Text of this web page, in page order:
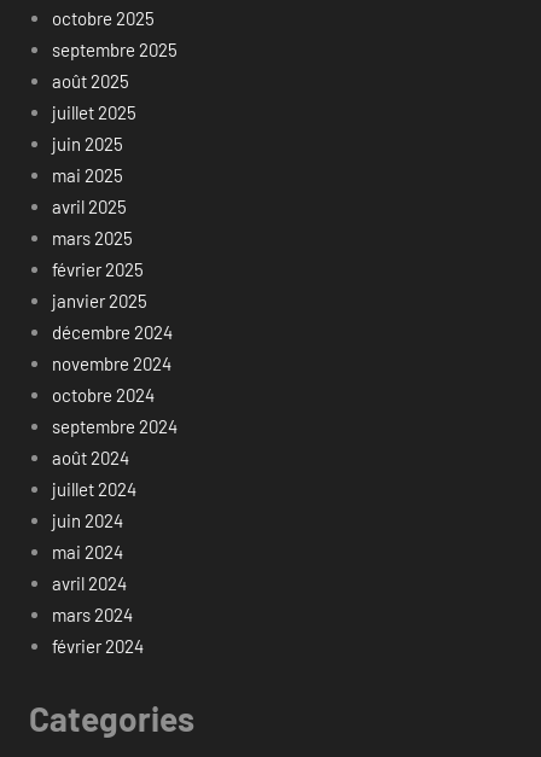
octobre 2025
septembre 2025
août 2025
juillet 2025
juin 2025
mai 2025
avril 2025
mars 2025
février 2025
janvier 2025
décembre 2024
novembre 2024
octobre 2024
septembre 2024
août 2024
juillet 2024
juin 2024
mai 2024
avril 2024
mars 2024
février 2024
Categories